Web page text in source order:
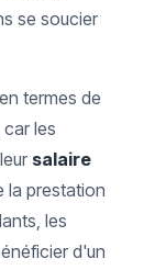
se soucier
termes de
les
salaire
la prestation
les
d'un